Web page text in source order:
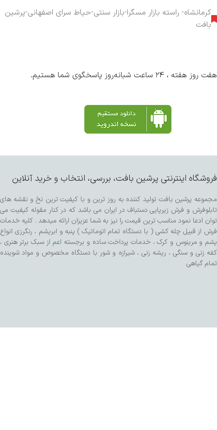
کرمانشاه- راسته بازار مسگرا-بازار سنتی-حیاط سرای اصفهانی-پرشین
بافت
هفت روز هفته ، ۲۴ ساعت شبانه‌روز پاسخگوی شما هستیم.
فروشگاه اینترنتی پرشین بافت، بررسی، انتخاب و خرید آنلاین
مجموعه پرشین بافت تولید کننده به روز ترین و با کیفیت ترین نخ و نقشه های
تابلوفرش و فرش زیرپایی دستباف در ایران می باشد که در کنار مقوله کیفیت می
توان ادعا نمود مناسب ترین قیمت را نیز به شما عزیزان ارائه میدهد . کلیه خدمات
فرش از قبیل چله کشی ( با دستگاه تمام اتوماتیک ) پنبه و ابریشم ، رنگرزی انواع
پشم و مرینوس و کرک ، خدمات پرداخت ساده و برجسته اعم از سبک برتر هنری ،
کفه زنی و سنگی ، ریشه زنی ، شیرازه و شور با دستگاه مخصوص و مواد شوینده
تمام گیاهی